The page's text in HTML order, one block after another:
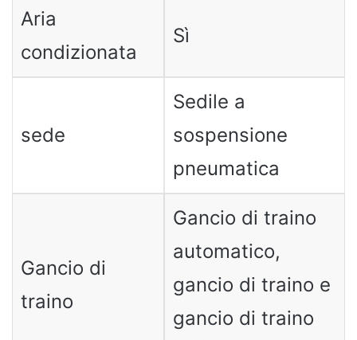
Aria
condizionata
Sì
sede
Sedile a
sospensione
pneumatica
Gancio di
traino
Gancio di traino
automatico,
gancio di traino e
gancio di traino